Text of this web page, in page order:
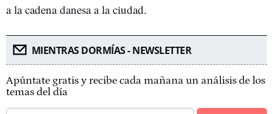
a la cadena danesa a la ciudad.
MIENTRAS DORMÍAS - NEWSLETTER
Apúntate gratis y recibe cada mañana un análisis de los
temas del día